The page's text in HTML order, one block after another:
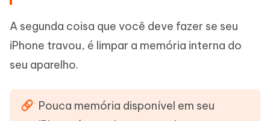
A segunda coisa que você deve fazer se seu
iPhone travou, é limpar a memória interna do
seu aparelho.
Pouca memória disponível em seu